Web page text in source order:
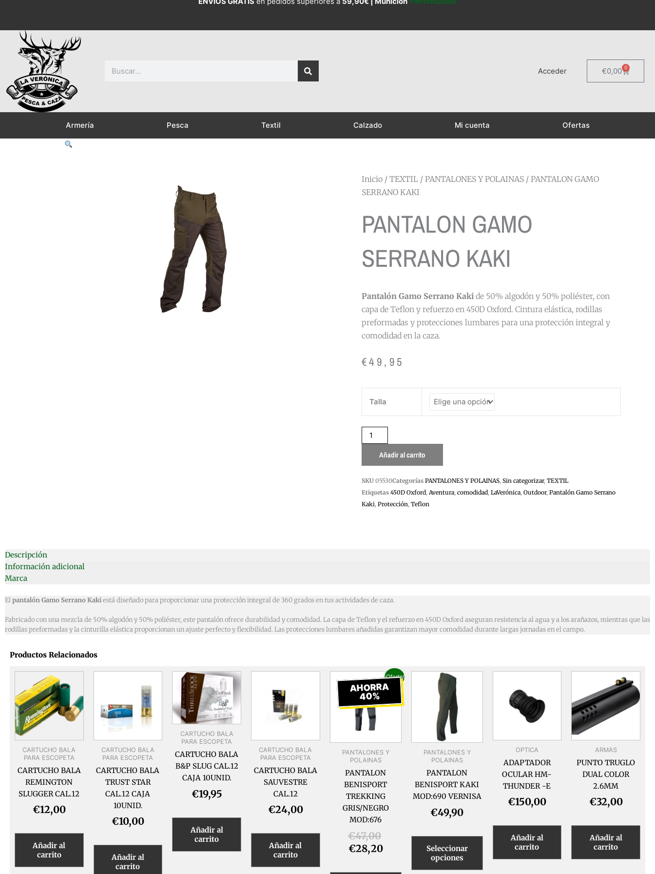
Acceder €0,00 0
Carrito
Armería Pesca Textil Calzado Mi cuenta Ofertas
Inicio / TEXTIL / PANTALONES Y POLAINAS / PANTALON GAMO
SERRANO KAKI
PANTALON GAMO
SERRANO KAKI
Pantalón Gamo Serrano Kaki de 50% algodón y 50% poliéster, con
capa de Teflon y refuerzo en 450D Oxford. Cintura elástica, rodillas
preformadas y protecciones lumbares para una protección integral y
comodidad en la caza.
€49,95
Talla
GAMO
SERRANO
KAKI
cantidad
Añadir al carrito
SKU 05530Categorías PANTALONES Y POLAINAS, Sin categorizar, TEXTIL
Etiquetas 450D Oxford, Aventura, comodidad, LaVerónica, Outdoor, Pantalón Gamo Serrano
Kaki, Protección, Teflon
Descripción
Información adicional
Marca
Elpantalón Gamo Serrano Kakiestá diseñado para proporcionar una protección integral de 360 grados en tus actividades de caza.
Fabricado con una mezcla de 50% algodón y 50% poliéster, este pantalón ofrece durabilidad y comodidad. La capa de Teflon y el refuerzo en 450D Oxford aseguran resistencia al agua y a los arañazos, mientras que las
rodillas preformadas y la cinturilla elástica proporcionan un ajuste perfecto y flexibilidad. Las protecciones lumbares añadidas garantizan mayor comodidad durante largas jornadas en el campo.
Productos Relacionados
CARTUCHO BALA
PARA ESCOPETA
CARTUCHO BALA
REMINGTON
SLUGGER CAL.12
€12,00
Añadir al
carrito
CARTUCHO BALA
PARA ESCOPETA
CARTUCHO BALA
TRUST STAR
CAL.12 CAJA
10UNID.
€10,00
Añadir al
carrito
CARTUCHO BALA
PARA ESCOPETA
CARTUCHO BALA
B&P SLUG CAL.12
CAJA 10UNID.
€19,95
Añadir al
carrito
CARTUCHO BALA
PARA ESCOPETA
CARTUCHO BALA
SAUVESTRE
CAL.12
€24,00
Añadir al
carrito
¡Oferta!
AHORRA
40%
PANTALONES Y
POLAINAS
PANTALON
BENISPORT
TREKKING
GRIS/NEGRO
MOD:676
€47,00
El
precio
original
era:
€28,20
El
precio
actual
es:
Este
producto
tiene
múltiples
opciones
producto
PANTALONES Y
POLAINAS
PANTALON
BENISPORT KAKI
MOD:690 VERNISA
€49,90
Seleccionar
opciones
Este
múltiples
opciones
pueden
elegir
producto
OPTICA
ADAPTADOR
OCULAR HM-
THUNDER -E
€150,00
Añadir al
carrito
ARMAS
PUNTO TRUGLO
DUAL COLOR
2.6MM
€32,00
Añadir al
carrito